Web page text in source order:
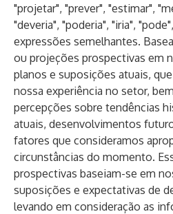
"projetar", "prever", "estimar",
"deveria", "poderia", "iria",
expressões semelhantes.
ou projeções prospectivas em
planos e suposições atuais,
nossa experiência no setor,
percepções sobre tendências
atuais, desenvolvimentos
fatores que consideramos
circunstâncias do momento.
prospectivas baseiam-se em
suposições e expectativas de
levando em consideração as